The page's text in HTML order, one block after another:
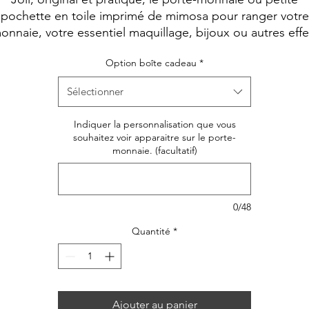
pochette en toile imprimé de mimosa pour ranger votre
votre essentiel maquillage, bijoux ou autres
Option boîte cadeau *
Sélectionner
Indiquer la personnalisation que vous
souhaitez voir apparaitre sur le porte-
monnaie. (facultatif)
0/48
Quantité *
Ajouter au panier